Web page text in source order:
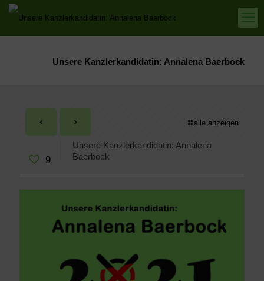
Unsere Kanzlerkandidatin: Annalena Baerbock
alle anzeigen
9
Unsere Kanzlerkandidatin: Annalena
Baerbock